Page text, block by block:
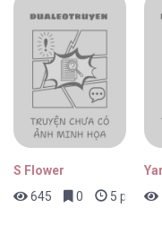
Tin
S Flower
645
0 5 phút